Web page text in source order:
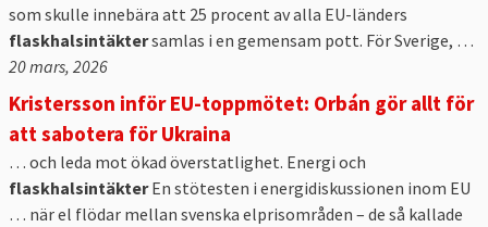
som skulle innebära att 25 procent av alla EU-länders
flaskhalsintäktersamlas i en gemensam pott. För Sverige, …
20 mars, 2026
Kristersson inför EU-toppmötet: Orbán gör allt för
att sabotera för Ukraina
… och leda mot ökad överstatlighet. Energi och
flaskhalsintäkterEn stötesten i energidiskussionen inom EU
… när el flödar mellan svenska elprisområden – de så kallade